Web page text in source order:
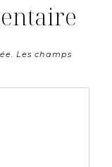
Les champs